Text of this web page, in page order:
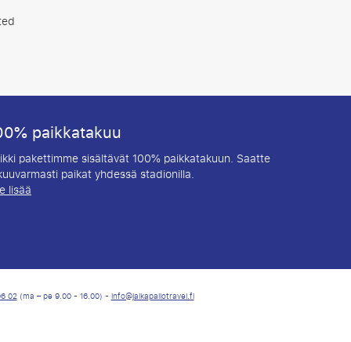
paikkatakuu
pakettimme sisältävät 100% paikkatakuun. Saatte
paikat yhdessä stadionilla.
lisää
02(ma – pe 9.00 - 16.00) -info@jalkapallotravel.fi